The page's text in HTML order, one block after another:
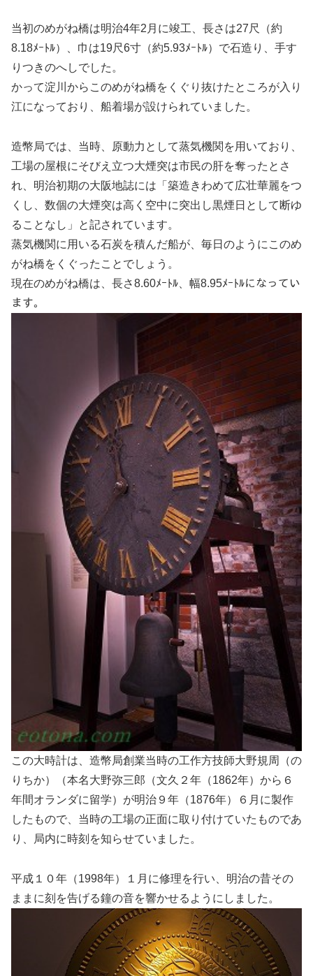
当初のめがね橋は明治4年2月に竣工、長さは27尺（約
8.18ﾒｰﾄﾙ）、巾は19尺6寸（約5.93ﾒｰﾄﾙ）で石造り、手す
りつきのへしでした。
かって淀川からこのめがね橋をくぐり抜けたところが入り
江になっており、船着場が設けられていました。
造幣局では、当時、原動力として蒸気機関を用いており、
工場の屋根にそびえ立つ大煙突は市民の肝を奪ったとさ
れ、明治初期の大阪地誌には「築造きわめて広壮華麗をつ
くし、数個の大煙突は高く空中に突出し黒煙日として断ゆ
ることなし」と記されています。
蒸気機関に用いる石炭を積んだ船が、毎日のようにこのめ
がね橋をくぐったことでしょう。
現在のめがね橋は、長さ8.60ﾒｰﾄﾙ、幅8.95ﾒｰﾄﾙになってい
ます。
この大時計は、造幣局創業当時の工作方技師大野規周（の
りちか）（本名大野弥三郎（文久２年（1862年）から６
年間オランダに留学）が明治９年（1876年）６月に製作
したもので、当時の工場の正面に取り付けていたものであ
り、局内に時刻を知らせていました。
平成１０年（1998年）１月に修理を行い、明治の昔その
ままに刻を告げる鐘の音を響かせるようにしました。